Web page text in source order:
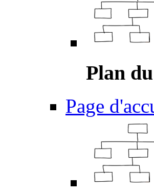
Plan
Page